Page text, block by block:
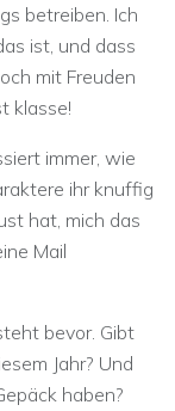
betreiben. Ich
ist, und dass
mit Freuden
klasse!
immer, wie
ihr knuffig
hat, mich das
Mail
bevor. Gibt
Jahr? Und
haben?